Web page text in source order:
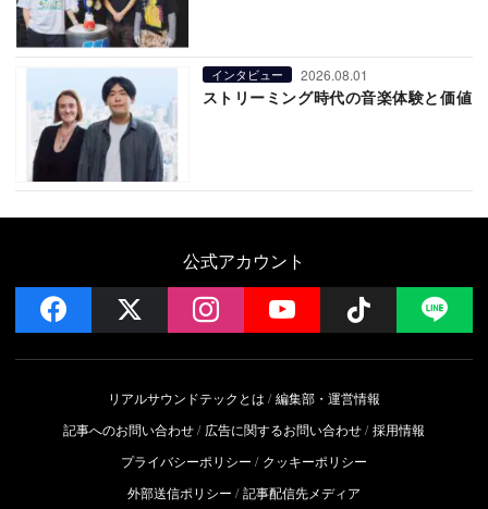
インタビュー 2026.08.01
ストリーミング時代の音楽体験と価値
公式アカウント
facebook instagramYouTube Follow
リアルサウンドテックとは
編集部・運営情報
記事へのお問い合わせ
広告に関するお問い合わせ 採用情報
プライバシーポリシー
クッキーポリシー
外部送信ポリシー
記事配信先メディア